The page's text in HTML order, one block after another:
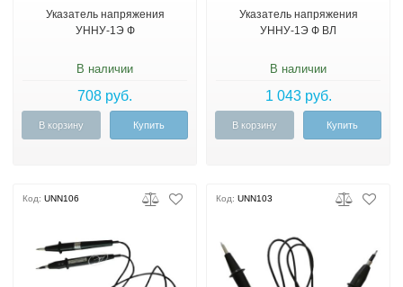
Указатель напряжения
УННУ-1Э Ф
В наличии
708 руб.
В корзину Купить
Указатель напряжения
УННУ-1Э Ф ВЛ
В наличии
1 043 руб.
В корзину Купить
Код: UNN106 Код: UNN103